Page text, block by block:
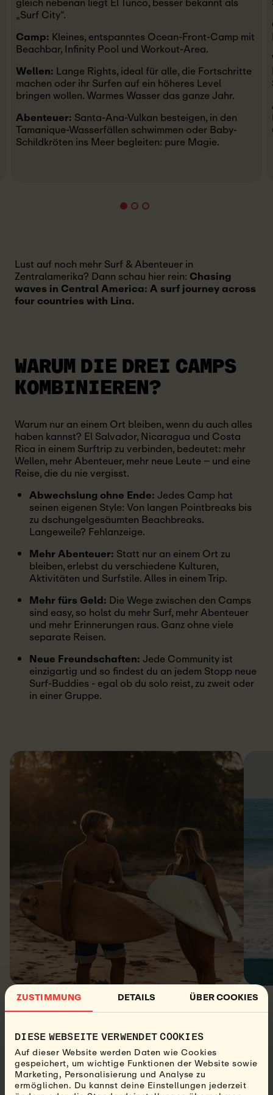
ZUSTIMMUNG DETAILS ÜBER COOKIES
DIESE WEBSEITE VERWENDET COOKIES
Auf dieser Website werden Daten wie Cookies
gespeichert, um wichtige Funktionen der Website sowie
Marketing, Personalisierung und Analyse zu
ermöglichen. Du kannst deine Einstellungen jederzeit
„Surf City“.
Camp: Kleines, entspanntes Ocean-Front-Camp mit
Beachbar, Infinity Pool und Workout-Area.
Wellen: Lange Rights, ideal für alle, die Fortschritte
machen oder ihr Surfen auf ein höheres Level
bringen wollen. Warmes Wasser das ganze Jahr.
Abenteuer: Santa-Ana-Vulkan besteigen, in den
Tamanique-Wasserfällen schwimmen oder Baby-
Schildkröten ins Meer begleiten: pure Magie.
Lust auf noch mehr Surf & Abenteuer in
Zentralamerika? Dann schau hier rein: Chasing
waves in Central America: A surf journey across
four countrieswith Lina.
WARUM DIE DREI CAMPS
KOMBINIEREN?
Warum nur an einem Ort bleiben, wenn du auch alles
haben kannst? El Salvador, Nicaragua und Costa
Rica in einem Surftrip zu verbinden, bedeutet: mehr
Wellen, mehr Abenteuer, mehr neue Leute – und eine
Reise, die du nie vergisst.
Abwechslung ohne Ende: Jedes Camp hat
seinen eigenen Style: Von langen Pointbreaks bis
zu dschungelgesäumten Beachbreaks.
Langeweile? Fehlanzeige.
Mehr Abenteuer: Statt nur an einem Ort zu
bleiben, erlebst du verschiedene Kulturen,
Aktivitäten und Surfstile. Alles in einem Trip.
Mehr fürs Geld: Die Wege zwischen den Camps
sind easy, so holst du mehr Surf, mehr Abenteuer
und mehr Erinnerungen raus. Ganz ohne viele
separate Reisen.
Neue Freundschaften: Jede Community ist
einzigartig und so findest du an jedem Stopp neue
Surf-Buddies - egal ob du solo reist, zu zweit oder
in einer Gruppe.
WIE REISE ICH
ZWISCHEN DEN CAMPS?